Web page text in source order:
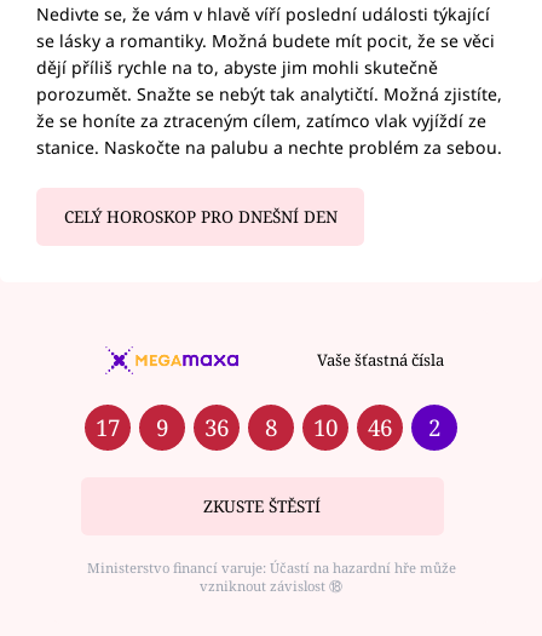
Nedivte se, že vám v hlavě víří poslední události týkající
se lásky a romantiky. Možná budete mít pocit, že se věci
dějí příliš rychle na to, abyste jim mohli skutečně
porozumět. Snažte se nebýt tak analytičtí. Možná zjistíte,
že se honíte za ztraceným cílem, zatímco vlak vyjíždí ze
stanice. Naskočte na palubu a nechte problém za sebou.
CELÝ HOROSKOP PRO DNEŠNÍ DEN
Vaše šťastná čísla
17 9 36 8 10 46 2
ZKUSTE ŠTĚSTÍ
Ministerstvo financí varuje: Účastí na hazardní hře může
vzniknout závislost ⑱